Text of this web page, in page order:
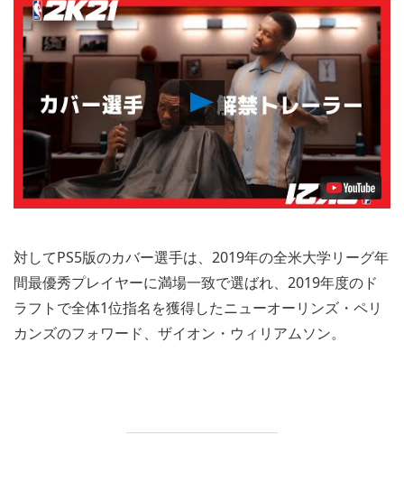
Play
Video
対してPS5版のカバー選手は、2019年の全米大学リーグ年
間最優秀プレイヤーに満場一致で選ばれ、2019年度のド
ラフトで全体1位指名を獲得したニューオーリンズ・ペリ
カンズのフォワード、ザイオン・ウィリアムソン。